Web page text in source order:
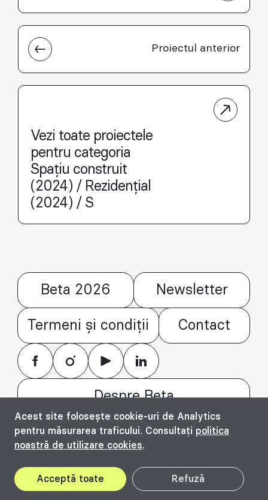
Proiectul anterior
Vezi toate proiectele
pentru categoria
Spațiu construit
(2024) / Rezidențial
(2024) / S
Acest site folosește cookie-uri de Analytics
pentru măsurarea traficului. Consultați politica
noastră de utilizare cookies.
Acceptă toate Refuză
Beta 2026 Newsletter
Termeni și condiții Contact
Despre Beta
© Bienala timișoreană de arhitectură Beta
2016 - 2026. All rights reserved.
Top